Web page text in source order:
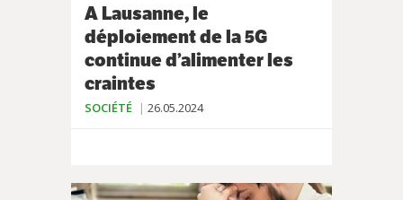
A Lausanne, le
déploiement de la 5G
continue d’alimenter les
craintes
SOCIÉTÉ 26.05.2024